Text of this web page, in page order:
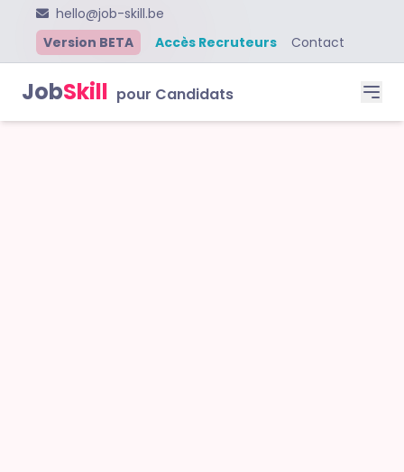
hello@job-skill.be
Version BETA
Accès Recruteurs Contact
JobSkill pour Candidats